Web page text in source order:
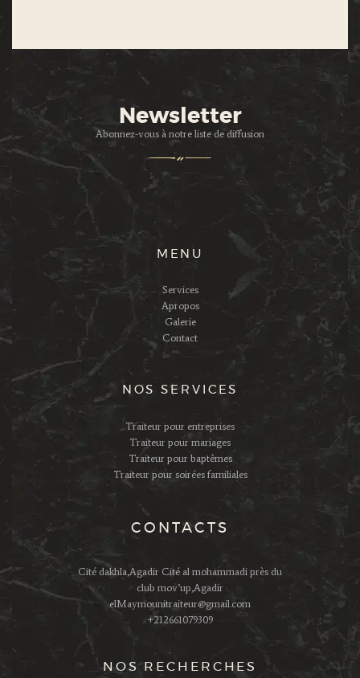
Newsletter
Abonnez-vous à notre liste de diffusion
MENU
Services
Apropos
Galerie
Contact
NOS SERVICES
Traiteur pour entreprises
Traiteur pour mariages
Traiteur pour baptêmes
Traiteur pour soirées familiales
CONTACTS
Cité dakhla,Agadir Cité al mohammadi près du
club mov’up,Agadir
elMaymounitraiteur@gmail.com
+212661079309
NOS RECHERCHES